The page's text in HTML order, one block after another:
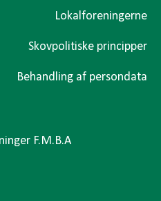
Lokalforeningerne
Skovpolitiske principper
Behandling af persondata
F.M.B.A